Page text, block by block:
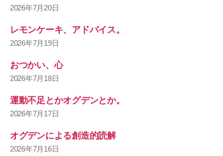
2026年7月20日
レモンケーキ、アドバイス。
2026年7月19日
おつかい、心
2026年7月18日
運動不足とかオグデンとか。
2026年7月17日
オグデンによる創造的読解
2026年7月16日